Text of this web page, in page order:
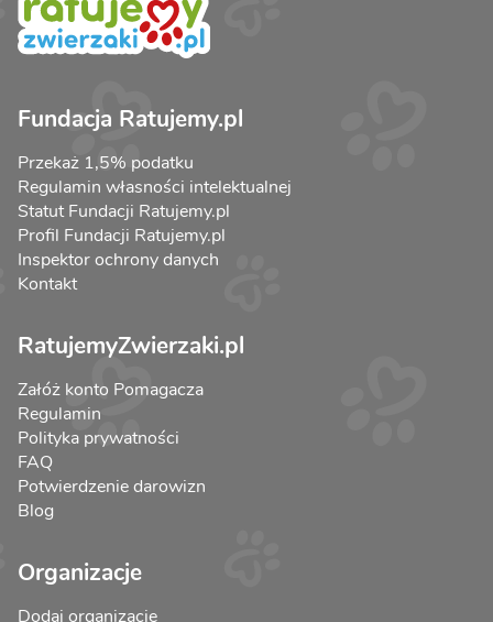
Fundacja Ratujemy.pl
Przekaż 1,5% podatku
Regulamin własności intelektualnej
Statut Fundacji Ratujemy.pl
Profil Fundacji Ratujemy.pl
Inspektor ochrony danych
Kontakt
RatujemyZwierzaki.pl
Załóż konto Pomagacza
Regulamin
Polityka prywatności
FAQ
Potwierdzenie darowizn
Blog
Organizacje
Dodaj organizację